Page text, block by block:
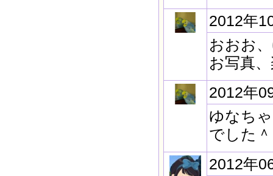
2012年
おおお
お写真
2012年
ゆなち
でした
2012年